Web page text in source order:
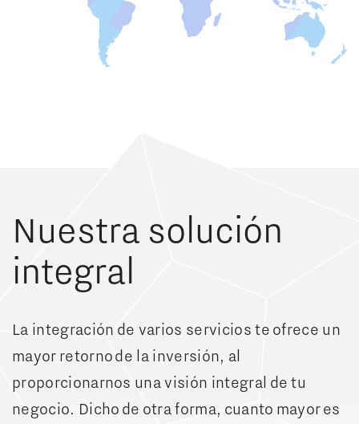
Nuestra solución
integral
La integración de varios servicios te ofrece un
mayor retorno de la inversión, al
proporcionarnos una visión integral de tu
negocio. Dicho de otra forma, cuanto mayor es